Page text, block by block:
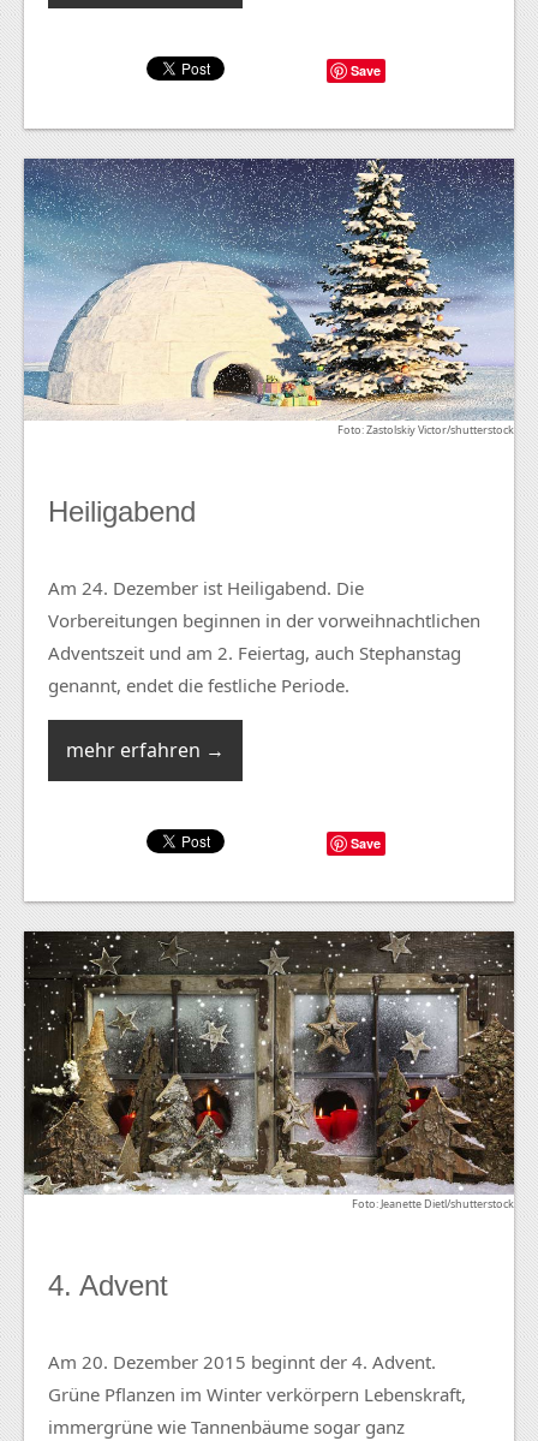
Save
Foto: Zastolskiy Victor/shutterstock
Heiligabend
Am 24. Dezember ist Heiligabend. Die
Vorbereitungen beginnen in der vorweihnachtlichen
Adventszeit und am 2. Feiertag, auch Stephanstag
genannt, endet die festliche Periode.
mehr erfahren →
Save
Foto: Jeanette Dietl/shutterstock
4. Advent
Am 20. Dezember 2015 beginnt der 4. Advent.
Grüne Pflanzen im Winter verkörpern Lebenskraft,
immergrüne wie Tannenbäume sogar ganz